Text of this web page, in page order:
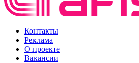
Контакты
Реклама
О проекте
Вакансии